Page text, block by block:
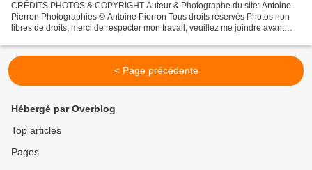
CRÉDITS PHOTOS & COPYRIGHT Auteur & Photographe du site: Antoine
Pierron Photographies © Antoine Pierron Tous droits réservés Photos non
libres de droits, merci de respecter mon travail, veuillez me joindre avant
< Page précédente
Hébergé par Overblog
Top articles
Pages